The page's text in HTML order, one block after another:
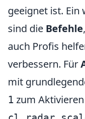
geeignet ist. Ein
sind die Befehle
auch Profis
verbessern. Für
mit
1 zum